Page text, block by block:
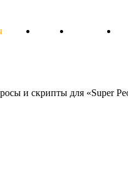
Тарифы Отзывы Поддержка
и скрипты для «Super